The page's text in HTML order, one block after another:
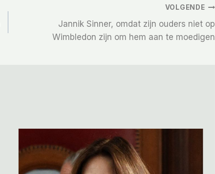
VOLGENDE
Jannik Sinner, omdat zijn ouders niet op
Wimbledon zijn om hem aan te moedigen